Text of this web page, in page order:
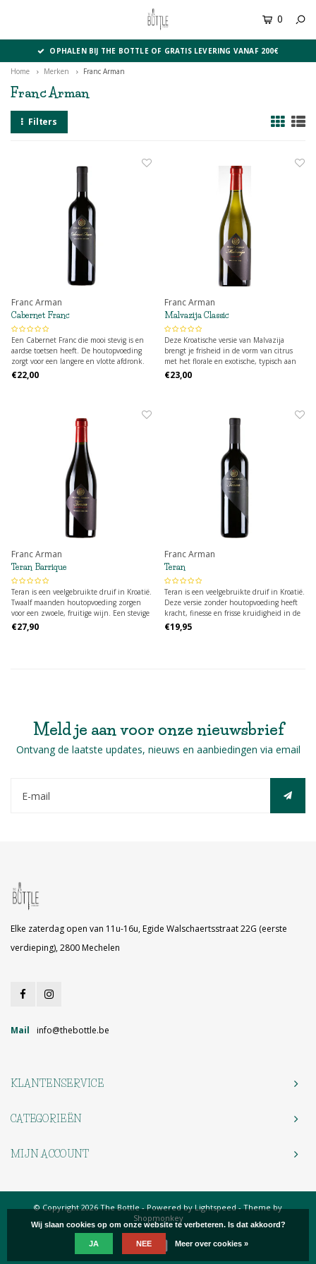
0
OPHALEN BIJ THE BOTTLE OF GRATIS LEVERING VANAF 200€
Home Merken Franc Arman
Franc Arman
Filters
Franc Arman
Cabernet Franc
Een Cabernet Franc die mooi stevig is en
aardse toetsen heeft. De houtopvoeding
zorgt voor een langere en vlotte afdronk.
€22,00
Franc Arman
Malvazija Classic
Deze Kroatische versie van Malvazija
brengt je frisheid in de vorm van citrus
met het florale en exotische, typisch aan
deze druif. De houtopvoeding van negen
maanden zorgt voor extra lengte en
€23,00
Franc Arman
Teran Barrique
Teran is een veelgebruikte druif in Kroatië.
Twaalf maanden houtopvoeding zorgen
voor een zwoele, fruitige wijn. Een stevige
krachtpatser die intrigeert.
€27,90
Franc Arman
Teran
Teran is een veelgebruikte druif in Kroatië.
Deze versie zonder houtopvoeding heeft
kracht, finesse en frisse kruidigheid in de
vorm van munt en eucalyptus.
€19,95
Meld je aan voor onze nieuwsbrief
Ontvang de laatste updates, nieuws en aanbiedingen via email
Elke zaterdag open van 11u-16u, Egide Walschaertsstraat 22G (eerste
verdieping), 2800 Mechelen
Mail info@thebottle.be
KLANTENSERVICE
CATEGORIEËN
MIJN ACCOUNT
© Copyright 2026 The Bottle - Powered byLightspeed- Theme by
Shopmonkey
Wij slaan cookies op om onze website te verbeteren. Is dat akkoord?
JA NEE Meer over cookies »